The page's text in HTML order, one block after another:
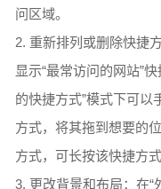
问区域。
2. 重新排列或删除快捷
显示“最常访问的网站”
的快捷方式”模式下可以
方式，将其拖到想要的
方式，可长按该快捷方式
3. 更改背景和布局：在“